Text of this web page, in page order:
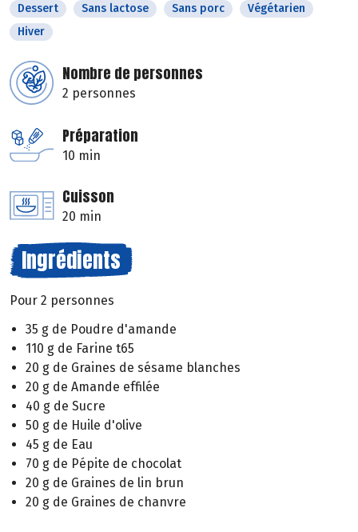
Dessert Sans lactose Sans porc
Végétarien
Hiver
Nombre de personnes
2 personnes
Préparation
10 min
Cuisson
20 min
Ingrédients
Pour 2 personnes
35 g de Poudre d'amande
110 g de Farine t65
20 g de Graines de sésame blanches
20 g de Amande effilée
40 g de Sucre
50 g de Huile d'olive
45 g de Eau
70 g de Pépite de chocolat
20 g de Graines de lin brun
20 g de Graines de chanvre